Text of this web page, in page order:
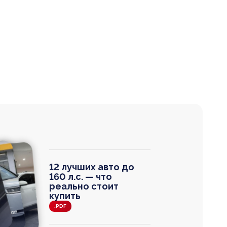
12 лучших авто до
160 л.с. — что
реально стоит
купить
.PDF